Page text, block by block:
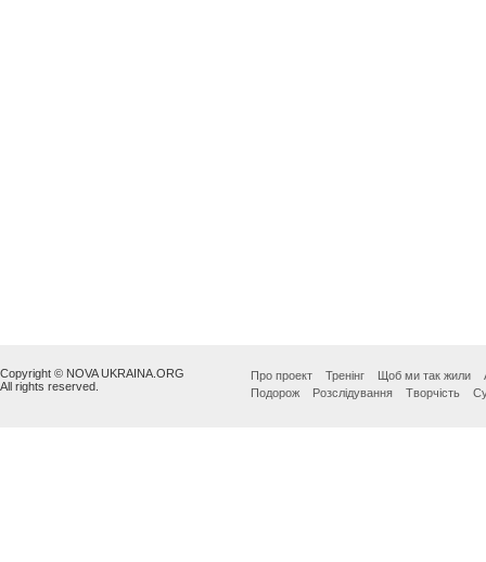
Copyright © NOVA UKRAINA.ORG
All rights reserved.
Про проект Тренінг Щоб ми так жили
Подорож
Розслідування Творчість